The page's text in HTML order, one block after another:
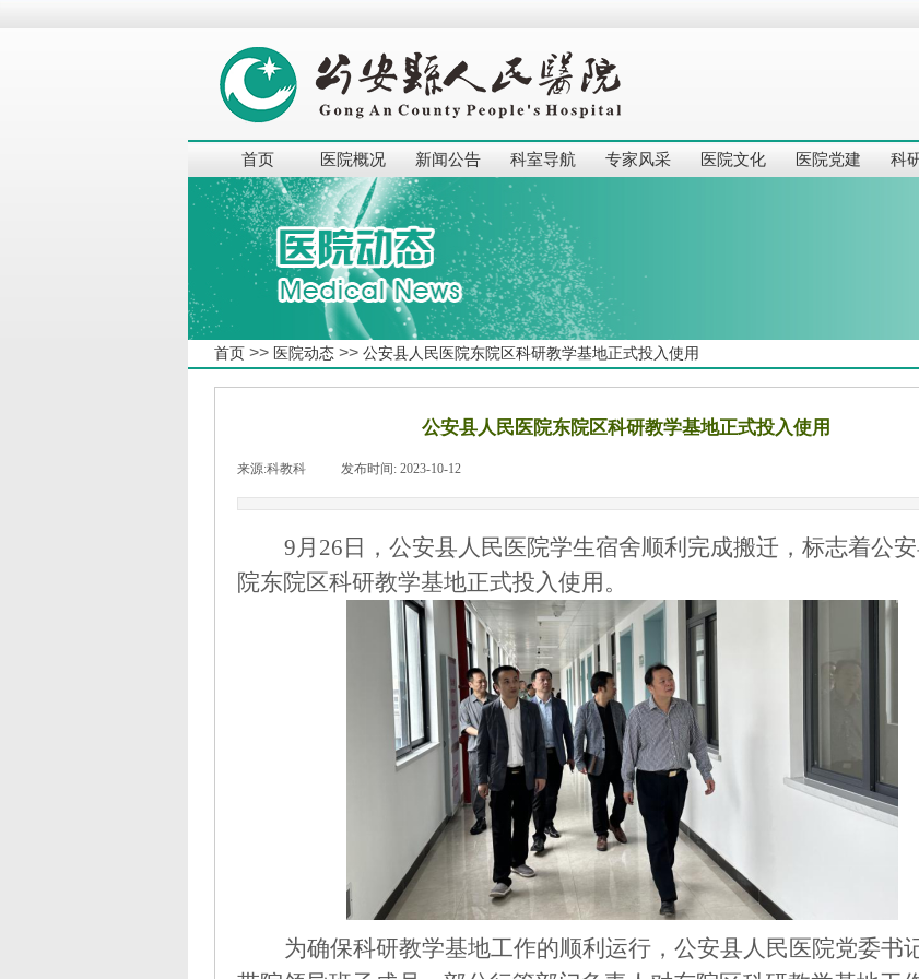
首页 医院概况 新闻公告 科室导航 专家风采 医院文化 医院党建 科
首页 >> 医院动态 >> 公安县人民医院东院区科研教学基地正式投入使用
公安县人民医院东院区科研教学基地正式投入使用
来源:科教科 发布时间: 2023-10-12
9月26日，公安县人民医院学生宿舍顺利完成搬迁，标志着公
院东院区科研教学基地正式投入使用。
为确保科研教学基地工作的顺利运行，公安县人民医院党委书